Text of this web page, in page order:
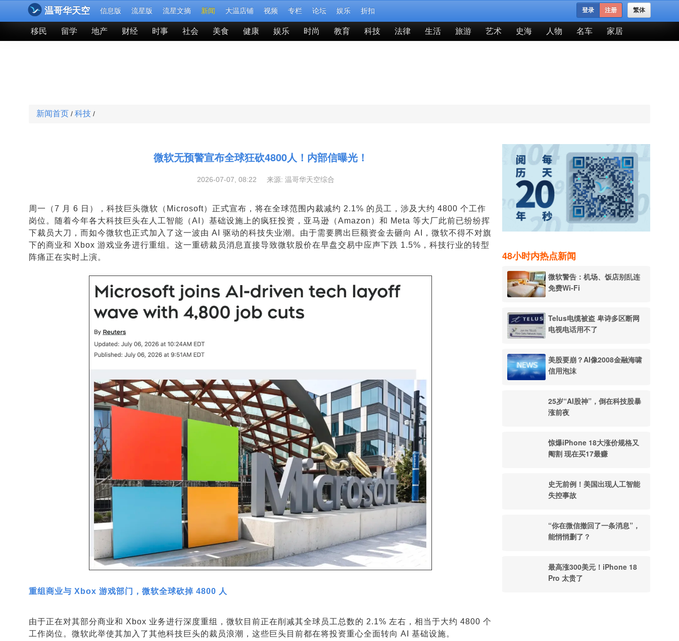
温哥华天空 信息版 流星版 流星文摘 新闻 大温店铺 视频 专栏 论坛 娱乐 折扣 繁体
登录 注册
移民 留学 地产 财经 时事 社会 美食 健康 娱乐 时尚 教育 科技 法律 生活 旅游 艺术 史海 人物 名车 家居
新闻首页 / 科技 /
微软无预警宣布全球狂砍4800人！内部信曝光！
2026-07-07, 08:22 来源: 温哥华天空综合
周一（7 月 6 日），科技巨头微软（Microsoft）正式宣布，将在全球范围内裁减约 2.1% 的员工，涉及大约 4800 个工作
岗位。随着今年各大科技巨头在人工智能（AI）基础设施上的疯狂投资，亚马逊（Amazon）和 Meta 等大厂此前已纷纷挥
下裁员大刀，而如今微软也正式加入了这一波由 AI 驱动的科技失业潮。由于需要腾出巨额资金去砸向 AI，微软不得不对旗
下的商业和 Xbox 游戏业务进行重组。这一重磅裁员消息直接导致微软股价在早盘交易中应声下跌 1.5%，科技行业的转型
阵痛正在实时上演。
重组商业与 Xbox 游戏部门，微软全球砍掉 4800 人
由于正在对其部分商业和 Xbox 业务进行深度重组，微软目前正在削减其全球员工总数的 2.1% 左右，相当于大约 4800 个
工作岗位。微软此举使其加入了其他科技巨头的裁员浪潮，这些巨头目前都在将投资重心全面转向 AI 基础设施。
48小时内热点新闻
微软警告：机场、饭店别乱连
免费Wi-Fi
Telus电缆被盗 卑诗多区断网
电视电话用不了
美股要崩？AI像2008金融海啸
信用泡沫
25岁“AI股神”，倒在科技股暴
涨前夜
惊爆iPhone 18大涨价规格又
阉割 现在买17最赚
史无前例！美国出现人工智能
失控事故
“你在微信撤回了一条消息”，
能悄悄删了？
最高涨300美元！iPhone 18
Pro 太贵了